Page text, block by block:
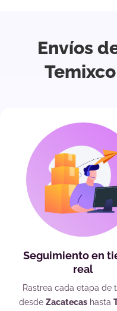
Envíos
Seguimiento en
real
Rastrea cada etapa de
desde Zacatecashasta